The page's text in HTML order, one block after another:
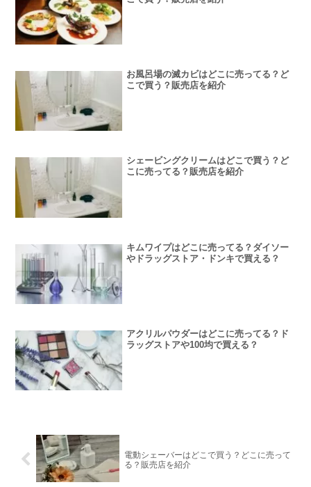
お風呂場の滅カビはどこに売ってる？ど
こで買う？販売店を紹介
シェービングクリームはどこで買う？ど
こに売ってる？販売店を紹介
キムワイプはどこに売ってる？ダイソー
やドラッグストア・ドンキで買える？
アクリルパウダーはどこに売ってる？ド
ラッグストアや100均で買える？
電動シェーバーはどこで買う？どこに売って
る？販売店を紹介